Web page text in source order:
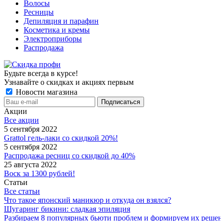
Волосы
Ресницы
Депиляция и парафин
Косметика и кремы
Электроприборы
Распродажа
Будьте всегда в курсе!
Узнавайте о скидках и акциях первым
Новости магазина
Акции
Все акции
5 сентября 2022
Grattol гель-лаки со скидкой 20%!
5 сентября 2022
Распродажа ресниц со скидкой до 40%
25 августа 2022
Воск за 1300 рублей!
Статьи
Все статьи
Что такое японский маникюр и откуда он взялся?
Шугаринг бикини: сладкая эпиляция
Разбираем 8 популярных бьюти проблем и формируем их